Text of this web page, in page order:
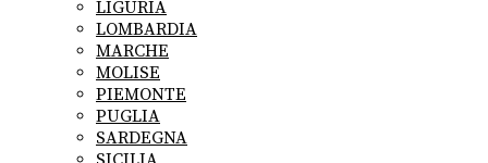
LIGURIA
LOMBARDIA
MARCHE
MOLISE
PIEMONTE
PUGLIA
SARDEGNA